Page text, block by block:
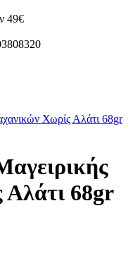
49€
Χωρίς Αλάτι 68gr
68gr